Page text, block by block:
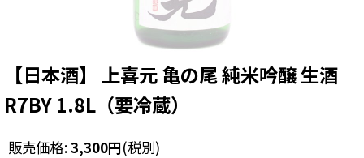
【日本酒】 上喜元 亀の尾 純米吟醸 生酒
R7BY 1.8L（要冷蔵）
販売価格:3,300円(税別)